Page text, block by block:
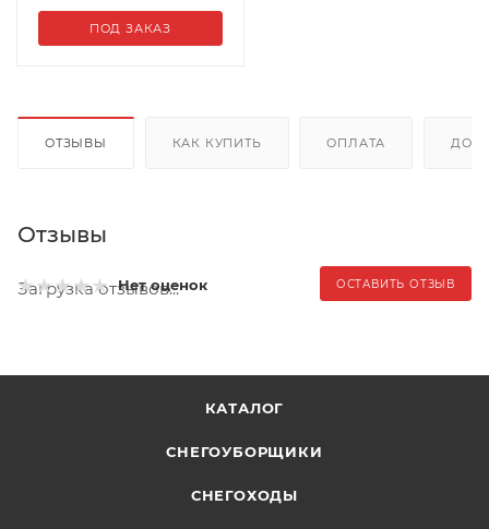
ПОД ЗАКАЗ
ОТЗЫВЫ КАК КУПИТЬ ОПЛАТА
Отзывы
Нет оценок ОСТАВИТЬ ОТЗЫВ
Загрузка отзывов...
КАТАЛОГ
СНЕГОУБОРЩИКИ
СНЕГОХОДЫ